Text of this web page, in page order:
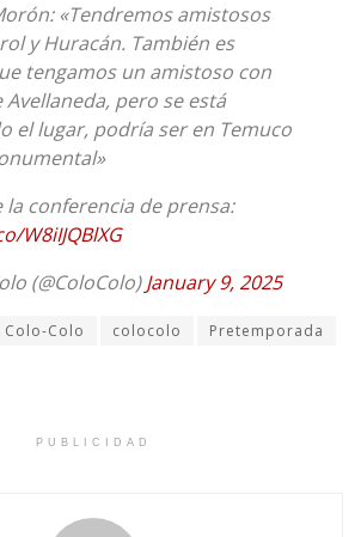
«Tendremos amistosos
y Huracán. También es
tengamos un amistoso con
Avellaneda, pero se está
el lugar, podría ser en Temuco
la conferencia de prensa:
W8iIJQBlXG
(@ColoColo)January 9, 2025
Colo-Colo colocolo
Pretemporada
PUBLICIDAD